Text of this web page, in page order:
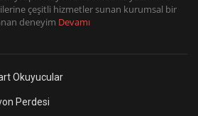
çeşitli hizmetler sunan kurumsal bir
deneyim Devamı
Okuyucular
Perdesi